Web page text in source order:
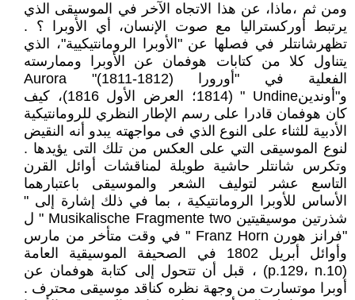
ومن ثم ،ماذا، عن هذا الاتجاه الآخر في الموسيقى الذي
يرتبط أوركستراليا مع صوت الإنسان، أي الأوبرا ؟ .
تظهرشانتلر في فصلها عن "الأوبرا الرومانتيكيية"، الذي
يتناول كلا من كتابات هوفمان عن الأوبرا وممارسته
الفعلية في "أورورا Aurora "(1811-1812)
و"أوندينUndine " (1814؛ العرض الأول 1816)، كيف
كان هوفمان قادرا على رسم الإطار النظري للرومانتيكية
الأدبية للثناء على النوع الذي فى مواجهته يبدو أنه النقيض
لنوع الموسيقى التي على العكس من تلك التى يؤيدها .
وتكرس شانتلر حاشية طويلة لمناقشات أوائل القرن
التاسع عشر لتوليف الشعر والموسيقى باعتبارهما
الأساس للأوبرا الرومانتيكية ، بما في ذلك إشارة إلى "
شذرتين موسيقيتين Musikalische Fragmente two " ل
"فرانز هورن Franz Horn " في وقت متأخر من مارس
وأوائل أبريل 1802 في الصحيفة الموسيقية العامة
(p.129، n.10) ، قبل أن تتحول إلى كتابة هوفمان عن
أوبرا موتسارت من وجهة نظره كناقد موسيقى محترف .